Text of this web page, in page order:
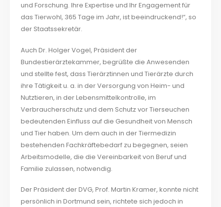
und Forschung. Ihre Expertise und Ihr Engagement für
das Tierwohl, 365 Tage im Jahr, ist beeindruckend!“, so
der Staatssekretär.
Auch Dr. Holger Vogel, Präsident der
Bundestierärztekammer, begrüßte die Anwesenden
und stellte fest, dass Tierärztinnen und Tierärzte durch
ihre Tätigkeit u. a. in der Versorgung von Heim- und
Nutztieren, in der Lebensmittelkontrolle, im
Verbraucherschutz und dem Schutz vor Tierseuchen
bedeutenden Einfluss auf die Gesundheit von Mensch
und Tier haben. Um dem auch in der Tiermedizin
bestehenden Fachkräftebedarf zu begegnen, seien
Arbeitsmodelle, die die Vereinbarkeit von Beruf und
Familie zulassen, notwendig.
Der Präsident der DVG, Prof. Martin Kramer, konnte nicht
persönlich in Dortmund sein, richtete sich jedoch in